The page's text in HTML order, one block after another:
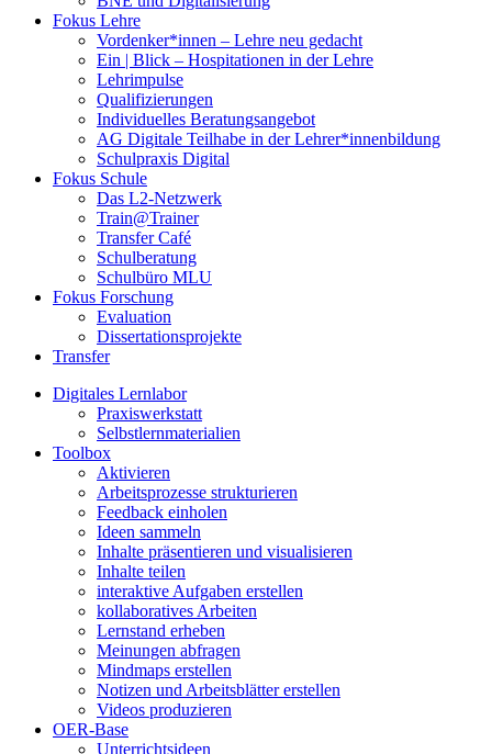
Fokus Lehre
Vordenker*innen – Lehre neu gedacht
Ein | Blick – Hospitationen in der Lehre
Lehrimpulse
Qualifizierungen
Individuelles Beratungsangebot
AG Digitale Teilhabe in der Lehrer*innenbildung
Schulpraxis Digital
Fokus Schule
Das L2-Netzwerk
Train@Trainer
Transfer Café
Schulberatung
Schulbüro MLU
Fokus Forschung
Evaluation
Dissertationsprojekte
Transfer
Digitales Lernlabor
Praxiswerkstatt
Selbstlernmaterialien
Toolbox
Aktivieren
Arbeitsprozesse strukturieren
Feedback einholen
Ideen sammeln
Inhalte präsentieren und visualisieren
Inhalte teilen
interaktive Aufgaben erstellen
kollaboratives Arbeiten
Lernstand erheben
Meinungen abfragen
Mindmaps erstellen
Notizen und Arbeitsblätter erstellen
Videos produzieren
OER-Base
Unterrichtsideen